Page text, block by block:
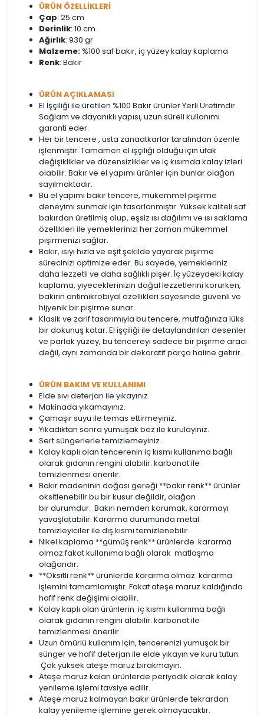
ÜRÜN ÖZELLİKLERİ
Çap: 25 cm
Derinlik: 10 cm
Ağırlık: 930 gr
Malzeme: %100 saf bakır, iç yüzey kalay kaplama
Renk: Bakır
ÜRÜN AÇIKLAMASI
El İşçiliği ile üretilen %100 Bakır ürünler Yerli Üretimdir.
Sağlam ve dayanıklı yapısı, uzun süreli kullanımı
garanti eder.
Her bir tencere , usta zanaatkarlar tarafından özenle
işlenmiştir. Tamamen el işçiliği olduğu için ufak
değişiklikler ve düzensizlikler ve iç kısımda kalay izleri
olabilir. Bakır ve el yapımı ürünler için bunlar olağan
sayılmaktadır.
Bu el yapımı bakır tencere, mükemmel pişirme
deneyimi sunmak için tasarlanmıştır. Yüksek kaliteli saf
bakırdan üretilmiş olup, eşsiz ısı dağılımı ve ısı saklama
özellikleri ile yemeklerinizi her zaman mükemmel
pişirmenizi sağlar.
Bakır, ısıyı hızla ve eşit şekilde yayarak pişirme
sürecinizi optimize eder. Bu sayede, yemekleriniz
daha lezzetli ve daha sağlıklı pişer. İç yüzeydeki kalay
kaplama, yiyeceklerinizin doğal lezzetlerini korurken,
bakırın antimikrobiyal özellikleri sayesinde güvenli ve
hijyenik bir pişirme sunar.
Klasik ve zarif tasarımıyla bu tencere, mutfağınıza lüks
bir dokunuş katar. El işçiliği ile detaylandırılan desenler
ve parlak yüzey, bu tencereyi sadece bir pişirme aracı
değil, aynı zamanda bir dekoratif parça haline getirir.
ÜRÜN BAKIM VE KULLANIMI
Elde sıvı deterjan ile yıkayınız.
Makinada yıkamayınız.
Çamaşır suyu ile temas ettirmeyiniz.
Yıkadıktan sonra yumuşak bez ile kurulayınız.
Sert süngerlerle temizlemeyiniz.
Kalay kaplı olan tencerenin iç kısmı kullanıma bağlı
olarak gıdanın rengini alabilir. karbonat ile
temizlenmesi önerilir.
Bakır madeninin doğası gereği **bakır renk** ürünler
oksitlenebilir bu bir kusur değildir, olağan
bir durumdur. Bakırı nemden korumak, kararmayı
yavaşlatabilir. Kararma durumunda metal
temizleyiciler ile dış kısmı temizlenebilir.
Nikel kaplama **gümüş renk** ürünlerde kararma
olmaz fakat kullanıma bağlı olarak matlaşma
olağandır.
**Oksitli renk** ürünlerde kararma olmaz. kararma
işlemini tamamlamıştır. Fakat ateşe maruz kaldığında
hafif renk değişimi olabilir.
Kalay kaplı olan ürünlerin iç kısmı kullanıma bağlı
olarak gıdanın rengini alabilir. karbonat ile
temizlenmesi önerilir.
Uzun ömürlü kullanım için, tencerenizi yumuşak bir
sünger ve hafif deterjan ile elde yıkayın ve kuru tutun.
Çok yüksek ateşe maruz bırakmayın.
Ateşe maruz kalan ürünlerde periyodik olarak kalay
yenileme işlemi tavsiye edilir.
Ateşe maruz kalmayan bakır ürünlerde tekrardan
kalay yenileme işlemine gerek olmayacaktır.